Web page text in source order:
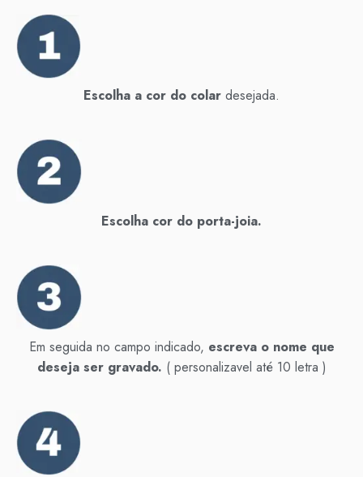
Escolha a cor do colar desejada.
Escolha cor do porta-joia.
Em seguida no campo indicado, escreva o nome que
deseja ser gravado. ( personalizavel até 10 letra )